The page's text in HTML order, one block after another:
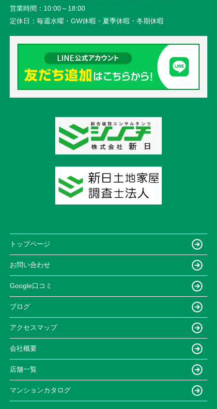
営業時間： 10:00～18:00
定休日： 毎週水曜・GW休暇・夏季休暇・冬期休暇
トップページ
お問い合わせ
Google口コミ
ブログ
アクセスマップ
会社概要
店舗一覧
マンションカタログ